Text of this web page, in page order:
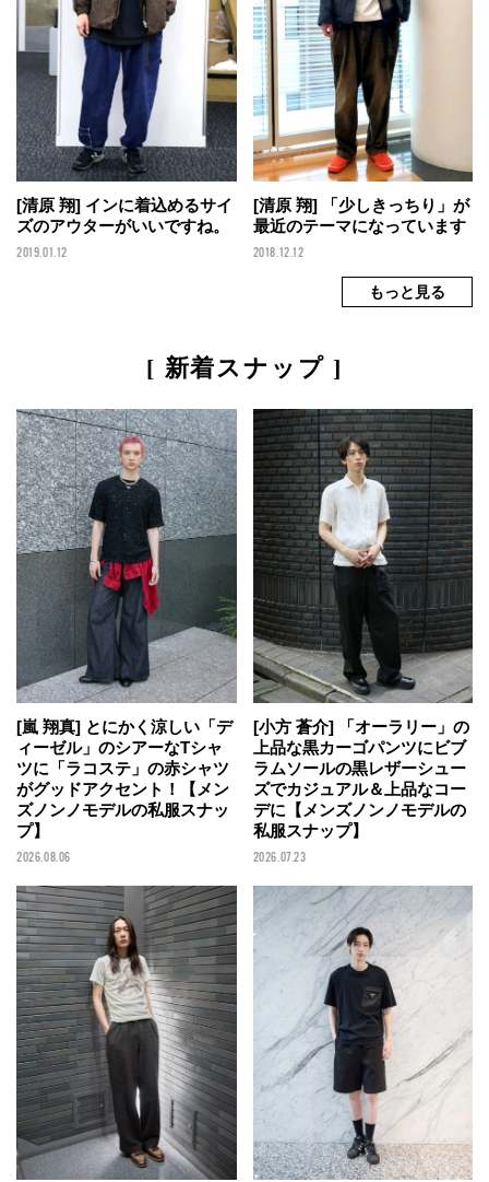
[清原 翔] インに着込めるサイ
ズのアウターがいいですね。
2019.01.12
[清原 翔] 「少しきっちり」が
最近のテーマになっています
2018.12.12
[ 新着スナップ ]
[嵐 翔真] とにかく涼しい「デ
ィーゼル」のシアーなTシャ
ツに「ラコステ」の赤シャツ
がグッドアクセント！【メン
ズノンノモデルの私服スナッ
プ】
2026.08.06
[小方 蒼介] 「オーラリー」の
上品な黒カーゴパンツにビブ
ラムソールの黒レザーシュー
ズでカジュアル＆上品なコー
デに【メンズノンノモデルの
私服スナップ】
2026.07.23